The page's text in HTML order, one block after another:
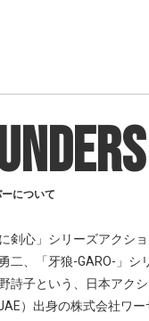
について
に剣心」シリーズアクシ
二、「牙狼-GARO-」シ
詩子という、日本アク
）出身の株式会社ワー